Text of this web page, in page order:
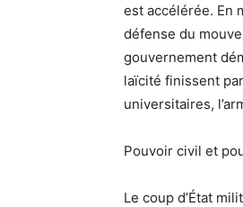
est accélérée. En
défense du
gouvernement
laïcité finissent
universitaires,
Pouvoir civil et
Le coup d’État